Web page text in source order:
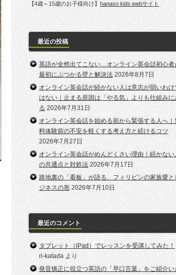
【4歳～15歳のお子様向け】 hanaso kids webサイト
最近の投稿
英語が全然出てこない…オンライン英会話初心者
最初にぶつかる壁と解決法 2026年8月7日
オンライン英会話が続かない人は意志が弱いわけ
はない｜止まる原因は「やる気」よりも仕組みに
る 2026年7月31日
オンライン英会話を始める前から緊張する人へ｜
料体験前の不安を軽くする考え方と続けるコツ
2026年7月27日
オンライン英会話がめんどくさい理由｜続かない
の共通点と対処法 2026年7月17日
路地裏の「看板」が語る、フィリピンの家族愛と
ジネスの形 2026年7月10日
最近のコメント
タブレット（iPad）でレッスンを受講してみた！
ri-katada より
発音矯正に役立つ英語の「早口言葉」をご紹介い